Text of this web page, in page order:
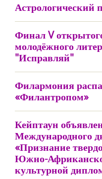
Астрологический
Финал V
молодёжного
"Исправляй"
Филармония
«Филантропом»
Кейптаун
Международного
«Признание
Южно-
культурной